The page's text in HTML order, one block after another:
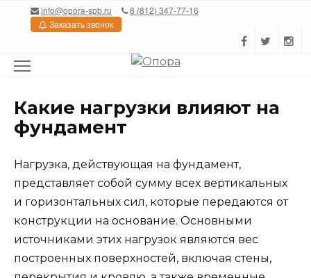
Перейтиinfo@opora-spb.ru
8 (812) 347-77-16
Заказать звонок
Какие нагрузки влияют на
фундамент
Нагрузка, действующая на фундамент,
представляет собой сумму всех вертикальных
и горизонтальных сил, которые передаются от
конструкции на основание. Основными
источниками этих нагрузок являются вес
построенных поверхностей, включая стены,